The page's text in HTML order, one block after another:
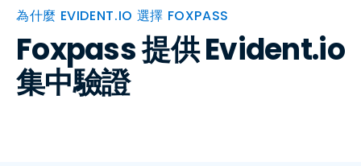
為什麼 EVIDENT.IO 選擇 FOXPASS
Foxpass 提供 Evident.io
集中驗證